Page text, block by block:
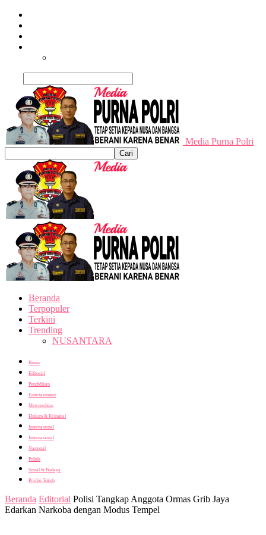
Media Purna Polri
Beranda
Terpopuler
Terkini
Trending
NUSANTARA
Bisnis
Editorial
Pendidikan
Entertainment
Metropolitan
Hukum & Kriminal
Internasional
Internasional
Nasional
Politik
Sosial & Budaya
Profile Tokoh
Beranda Editorial Polisi Tangkap Anggota Ormas Grib Jaya
Edarkan Narkoba dengan Modus Tempel